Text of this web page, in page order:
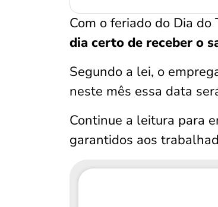
Com o feriado do Dia
dia certo de receber o
Segundo a lei, o
neste mês essa data
Continue a leitura para
garantidos aos